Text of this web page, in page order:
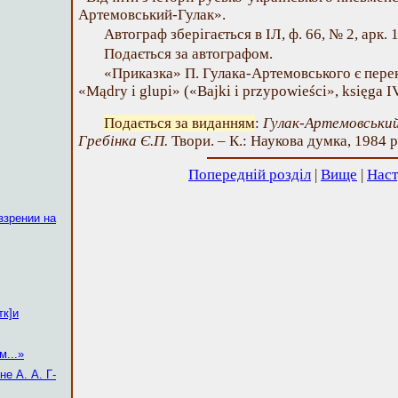
на
А. А. Г-
Артемовський-Гулак».
Автограф зберігається в ІЛ, ф. 66, № 2, арк.
Подається за автографом.
«Приказка» П. Гулака-Артемовського є
«Mądry і glupi» («Bajki і przypowieści», księga
Подається за виданням: Гулак-
Гребінка Є.П. Твори. – К.: Наукова думка, 1984
Попередній розділ | Вище |